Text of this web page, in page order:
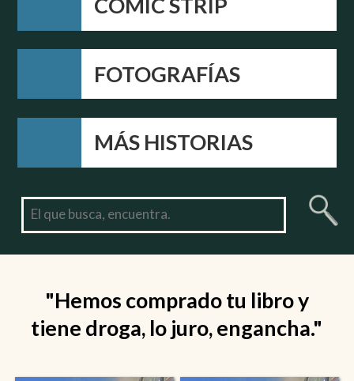
FOTOGRAFÍAS
MÁS HISTORIAS
"Hemos comprado tu libro y
tiene droga, lo juro, engancha."